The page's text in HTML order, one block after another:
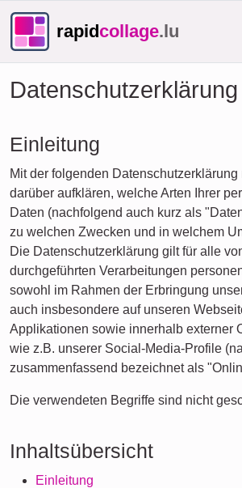
rapidcollage.lu
Datenschutzerklärung
Einleitung
Mit der folgenden
darüber aufklären, welche Arten Ihrer
Daten (nachfolgend auch kurz als
zu welchen Zwecken und in welchem
Die Datenschutzerklärung gilt für alle
durchgeführten Verarbeitungen
sowohl im Rahmen der Erbringung
auch insbesondere auf unseren
Applikationen sowie innerhalb externer
wie z.B. unserer Social-Media-Profile
zusammenfassend bezeichnet als
Die verwendeten Begriffe sind nicht
Inhaltsübersicht
Einleitung